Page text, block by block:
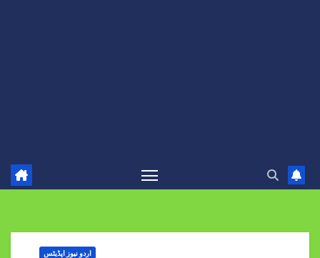
اردو نیوز اپڈیٹس